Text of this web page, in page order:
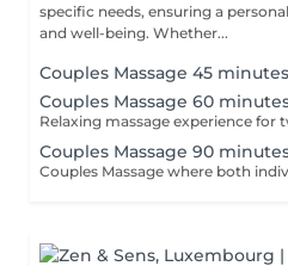
specific needs, ensuring a
and well-being. Whether...
Couples Massage 45 minutes
Couples Massage 60
Couples Massage 90